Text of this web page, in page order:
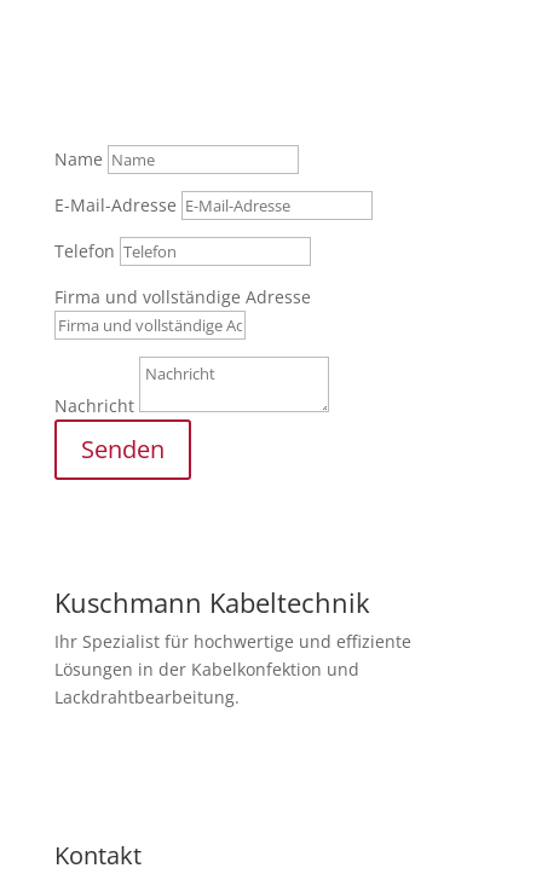
Name
E-Mail-Adresse
Telefon
Firma und vollständige Adresse
Nachricht
Senden
Kuschmann Kabeltechnik
Ihr Spezialist für hochwertige und effiziente
Lösungen in der Kabelkonfektion und
Lackdrahtbearbeitung.
Kontakt